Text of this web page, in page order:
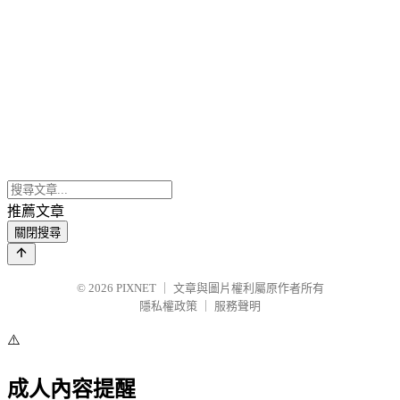
推薦文章
關閉搜尋
© 2026 PIXNET
文章與圖片權利屬原作者所有
隱私權政策
服務聲明
⚠️
成人內容提醒